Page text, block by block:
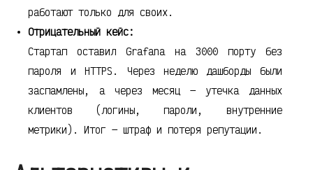
работают только для своих.
Отрицательный кейс:
Стартап оставил Grafana на 3000 порту без
пароля и HTTPS. Через неделю дашборды были
заспамлены, а через месяц — утечка данных
клиентов (логины, пароли, внутренние
метрики). Итог — штраф и потеря репутации.